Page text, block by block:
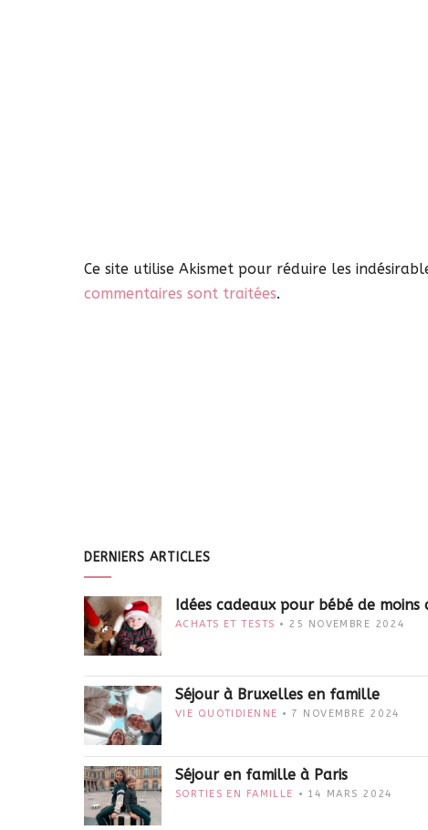
Ce site utilise Akismet pour réduire les
commentaires sont traitées.
DERNIERS ARTICLES
Idées cadeaux pour bébé de moins
ACHATS ET TESTS 25 NOVEMBRE 2024
Séjour à Bruxelles en famille
VIE QUOTIDIENNE 7 NOVEMBRE 2024
Séjour en famille à Paris
SORTIES EN FAMILLE 14 MARS 2024